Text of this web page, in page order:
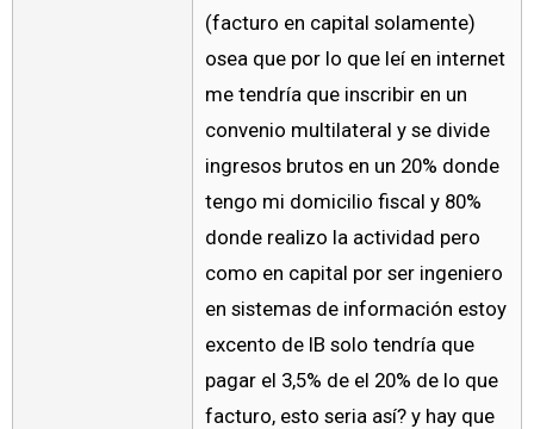
(facturo en capital solamente)
osea que por lo que leí en internet
me tendría que inscribir en un
convenio multilateral y se divide
ingresos brutos en un 20% donde
tengo mi domicilio fiscal y 80%
donde realizo la actividad pero
como en capital por ser ingeniero
en sistemas de información estoy
excento de IB solo tendría que
pagar el 3,5% de el 20% de lo que
facturo, esto seria así? y hay que